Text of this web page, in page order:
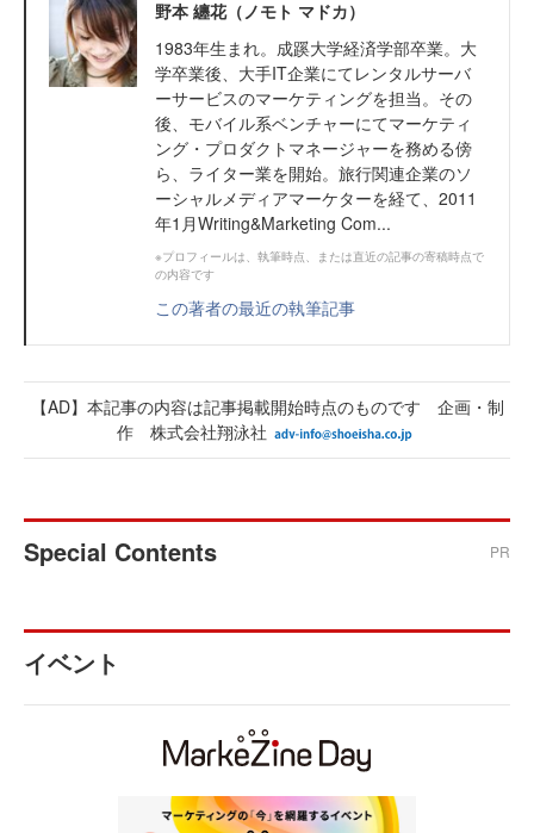
野本 纏花（ノモト マドカ）
1983年生まれ。成蹊大学経済学部卒業。大
学卒業後、大手IT企業にてレンタルサーバ
ーサービスのマーケティングを担当。その
後、モバイル系ベンチャーにてマーケティ
ング・プロダクトマネージャーを務める傍
ら、ライター業を開始。旅行関連企業のソ
ーシャルメディアマーケターを経て、2011
年1月Writing&Marketing Com...
※プロフィールは、執筆時点、または直近の記事の寄稿時点で
の内容です
この著者の最近の執筆記事
【AD】本記事の内容は記事掲載開始時点のものです 企画・制
作 株式会社翔泳社
Special Contents PR
イベント